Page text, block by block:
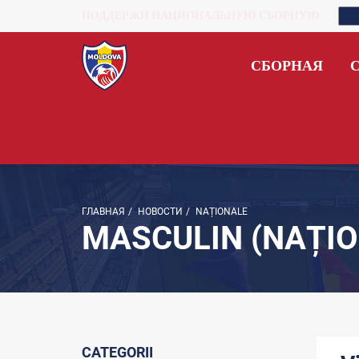
СБОРНАЯ
ГЛАВНАЯ / НОВОСТИ / NAȚIONALE
MASCULIN
CATEGORII